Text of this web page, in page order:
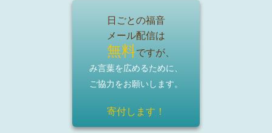
日ごとの福音
メール配信は
無料ですが、
み言葉を広めるために、
ご協力をお願いします。
寄付します！